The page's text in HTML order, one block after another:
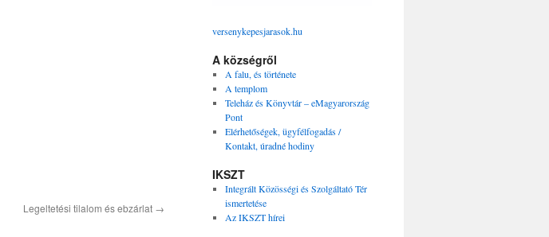
Legeltetési tilalom és ebzárlat →
versenykepesjarasok.hu
A községről
A falu, és története
A templom
Teleház és Könyvtár – eMagyarország
Pont
Elérhetőségek, ügyfélfogadás /
Kontakt, úradné hodiny
IKSZT
Integrált Közösségi és Szolgáltató Tér
ismertetése
Az IKSZT hírei